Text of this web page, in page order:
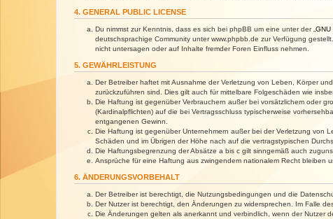
4. GENERAL PUBLIC LICENSE
Du nimmst zur Kenntnis, dass es sich bei phpBB um eine unter der „ GNU
deutschsprachige Community unter www.phpbb.de zur Verfügung
nicht untersagen oder auf Inhalte fremder Foren Einfluss nehmen.
5. GEWÄHRLEISTUNG
Der Betreiber haftet mit Ausnahme der Verletzung von Leben, Körper
zurückzuführen sind. Dies gilt auch für mittelbare Folgeschäden wie
Die Haftung ist gegenüber Verbrauchern außer bei vorsätzlichem oder
(Kardinalpflichten) auf die bei Vertragsschluss typischerweise
entgangenen Gewinn.
Die Haftung ist gegenüber Unternehmern außer bei der Verletzung von
Schäden und im Übrigen der Höhe nach auf die vertragstypischen
Die Haftungsbegrenzung der Absätze a bis c gilt sinngemäß auch
Ansprüche für eine Haftung aus zwingendem nationalem Recht bleiben
6. ÄNDERUNGSVORBEHALT
Der Betreiber ist berechtigt, die Nutzungsbedingungen und die
Der Nutzer ist berechtigt, den Änderungen zu widersprechen. Im Falle
Die Änderungen gelten als anerkannt und verbindlich, wenn der Nutzer